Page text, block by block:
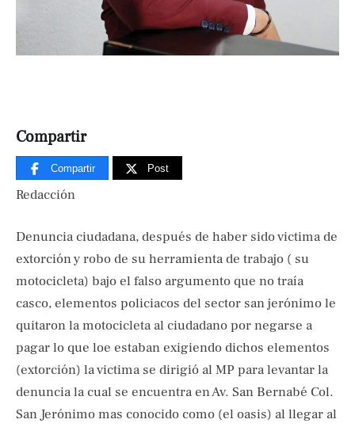
Compartir
Compartir Post
Redacción
Denuncia ciudadana, después de haber sido victima de
extorción y robo de su herramienta de trabajo ( su
motocicleta) bajo el falso argumento que no traía
casco, elementos policiacos del sector san jerónimo le
quitaron la motocicleta al ciudadano por negarse a
pagar lo que loe estaban exigiendo dichos elementos
(extorción) la victima se dirigió al MP para levantar la
denuncia la cual se encuentra en Av. San Bernabé Col.
San Jerónimo mas conocido como (el oasis) al llegar al